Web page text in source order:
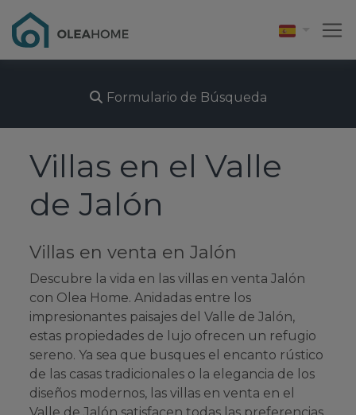
Formulario de Búsqueda
Villas en el Valle
de Jalón
Villas en venta en Jalón
Descubre la vida en las villas en venta Jalón
con Olea Home. Anidadas entre los
impresionantes paisajes del Valle de Jalón,
estas propiedades de lujo ofrecen un refugio
sereno. Ya sea que busques el encanto rústico
de las casas tradicionales o la elegancia de los
diseños modernos, las villas en venta en el